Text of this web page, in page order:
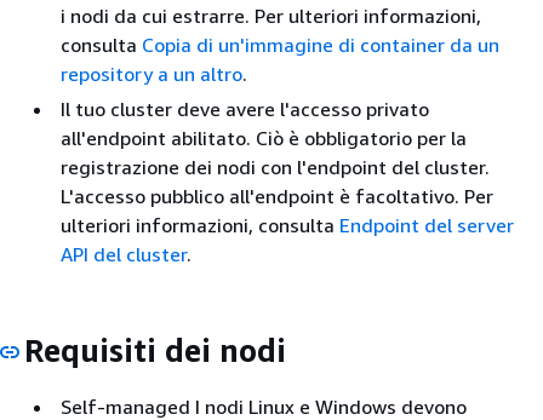
i nodi da cui estrarre. Per ulteriori informazioni,
consulta Copia di un'immagine di container da un
repository a un altro.
Il tuo cluster deve avere l'accesso privato
all'endpoint abilitato. Ciò è obbligatorio per la
registrazione dei nodi con l'endpoint del cluster.
L'accesso pubblico all'endpoint è facoltativo. Per
ulteriori informazioni, consulta Endpoint del server
API del cluster.
Requisiti dei nodi
Self-managed I nodi Linux e Windows devono